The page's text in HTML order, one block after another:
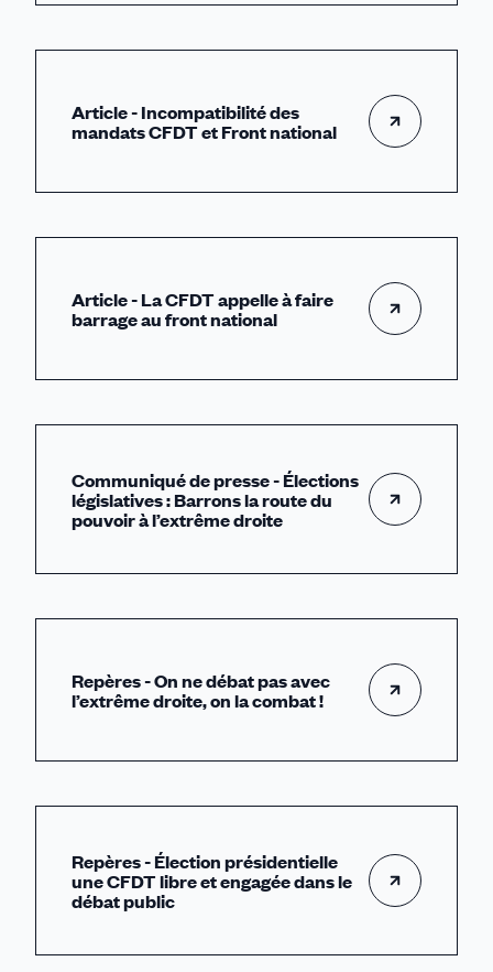
Article - Incompatibilité des
mandats CFDT et Front national
Article - La CFDT appelle à faire
barrage au front national
Communiqué de presse - Élections
législatives : Barrons la route du
pouvoir à l’extrême droite
Repères - On ne débat pas avec
l’extrême droite, on la combat !
Repères - Élection présidentielle
une CFDT libre et engagée dans le
débat public